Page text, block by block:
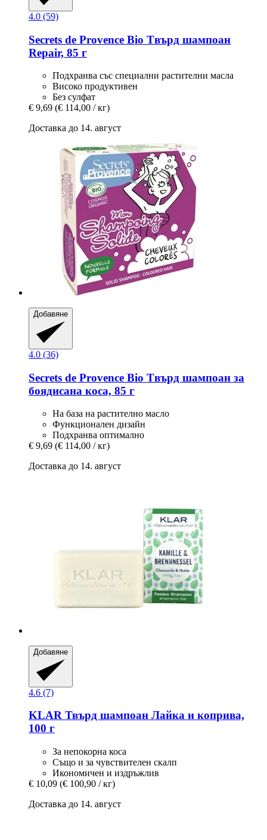
4.0 (59)
Secrets de Provence Bio Tвърд шампоан
Repair, 85 г
Подхранва със специални растителни масла
Високо продуктивен
Без сулфат
€ 9,69 (€ 114,00 / кг)
Доставка до 14. август
Добавяне
4.0 (36)
Secrets de Provence Bio Tвърд шампоан за
боядисана коса, 85 г
На база на растително масло
Функционален дизайн
Подхранва оптимално
€ 9,69 (€ 114,00 / кг)
Доставка до 14. август
Добавяне
4.6 (7)
KLAR Твърд шампоан Лайка и коприва,
100 г
За непокорна коса
Също и за чувствителен скалп
Икономичен и издръжлив
€ 10,09 (€ 100,90 / кг)
Доставка до 14. август